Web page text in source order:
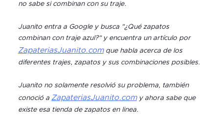
no sabe si combinan con su traje.
Juanito entra a Google y busca "¿Qué zapatos
combinan con traje azul?" y encuentra un artículo por
ZapateriasJuanito.comque habla acerca de los
diferentes trajes, zapatos y sus combinaciones posibles.
Juanito no solamente resolvió su problema, también
conoció a ZapateriasJuanito.comy ahora sabe que
existe esa tienda de zapatos en linea.